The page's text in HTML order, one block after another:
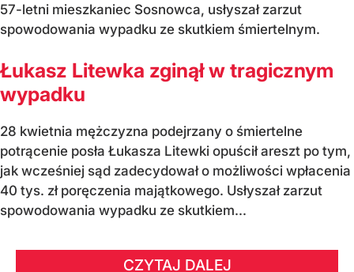
57-letni mieszkaniec Sosnowca, usłyszał zarzut
spowodowania wypadku ze skutkiem śmiertelnym.
Łukasz Litewka zginął w tragicznym
wypadku
28 kwietnia mężczyzna podejrzany o śmiertelne
potrącenie posła Łukasza Litewki opuścił areszt po tym,
jak wcześniej sąd zadecydował o możliwości wpłacenia
40 tys. zł poręczenia majątkowego. Usłyszał zarzut
spowodowania wypadku ze skutkiem...
CZYTAJ DALEJ